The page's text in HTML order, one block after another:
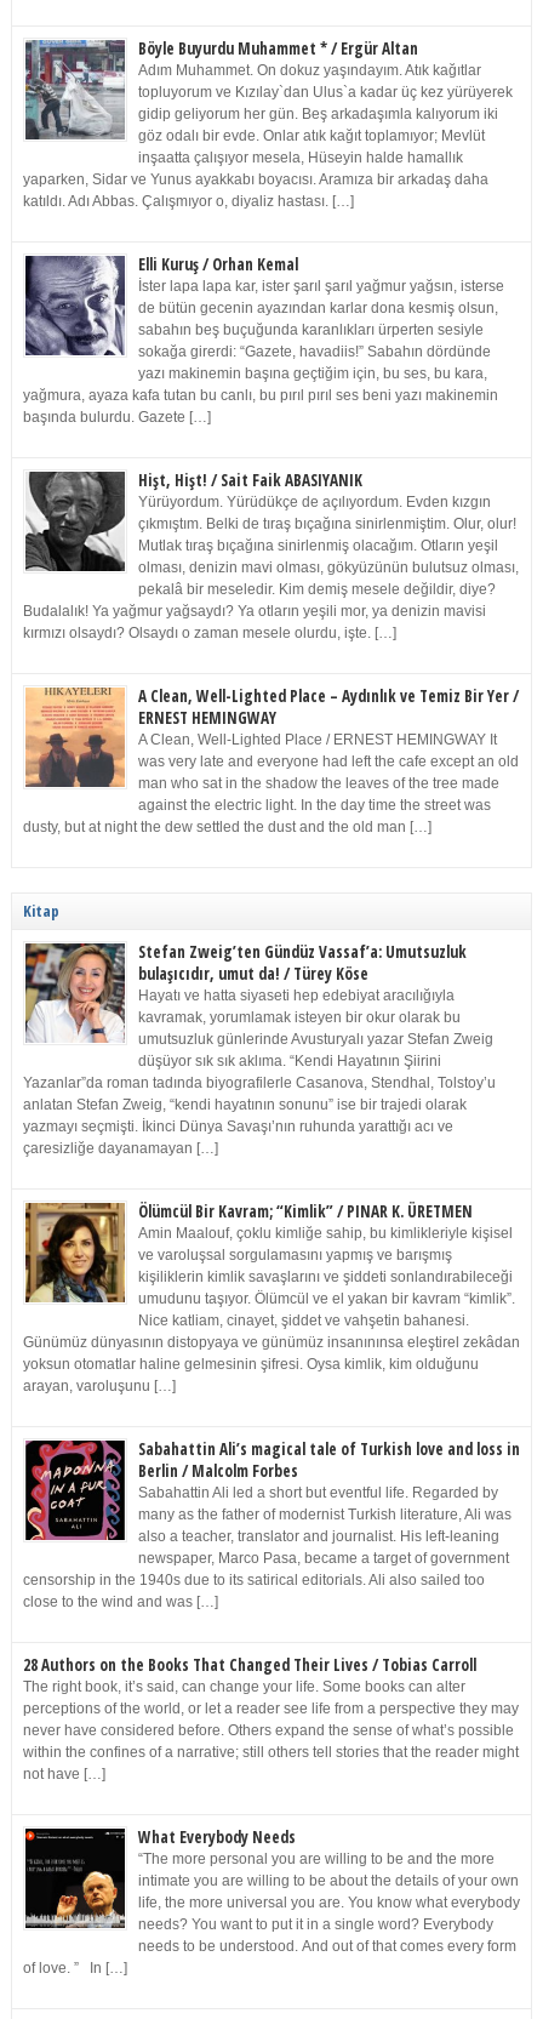
Böyle Buyurdu Muhammet * / Ergür Altan
Adım Muhammet. On dokuz yaşındayım. Atık kağıtlar
topluyorum ve Kızılay`dan Ulus`a kadar üç kez yürüyerek
gidip geliyorum her gün. Beş arkadaşımla kalıyorum iki
göz odalı bir evde. Onlar atık kağıt toplamıyor; Mevlüt
inşaatta çalışıyor mesela, Hüseyin halde hamallık
yaparken, Sidar ve Yunus ayakkabı boyacısı. Aramıza bir arkadaş daha
katıldı. Adı Abbas. Çalışmıyor o, diyaliz hastası. […]
Elli Kuruş / Orhan Kemal
İster lapa lapa kar, ister şarıl şarıl yağmur yağsın, isterse
de bütün gecenin ayazından karlar dona kesmiş olsun,
sabahın beş buçuğunda karanlıkları ürperten sesiyle
sokağa girerdi: “Gazete, havadiis!” Sabahın dördünde
yazı makinemin başına geçtiğim için, bu ses, bu kara,
yağmura, ayaza kafa tutan bu canlı, bu pırıl pırıl ses beni yazı makinemin
başında bulurdu. Gazete […]
Hişt, Hişt! / Sait Faik ABASIYANIK
Yürüyordum. Yürüdükçe de açılıyordum. Evden kızgın
çıkmıştım. Belki de tıraş bıçağına sinirlenmiştim. Olur, olur!
Mutlak tıraş bıçağına sinirlenmiş olacağım. Otların yeşil
olması, denizin mavi olması, gökyüzünün bulutsuz olması,
pekalâ bir meseledir. Kim demiş mesele değildir, diye?
Budalalık! Ya yağmur yağsaydı? Ya otların yeşili mor, ya denizin mavisi
kırmızı olsaydı? Olsaydı o zaman mesele olurdu, işte. […]
A Clean, Well-Lighted Place – Aydınlık ve Temiz Bir Yer /
ERNEST HEMINGWAY
A Clean, Well-Lighted Place / ERNEST HEMINGWAY It
was very late and everyone had left the cafe except an old
man who sat in the shadow the leaves of the tree made
against the electric light. In the day time the street was
dusty, but at night the dew settled the dust and the old man […]
Kitap
Stefan Zweig’ten Gündüz Vassaf’a: Umutsuzluk
bulaşıcıdır, umut da! / Türey Köse
Hayatı ve hatta siyaseti hep edebiyat aracılığıyla
kavramak, yorumlamak isteyen bir okur olarak bu
umutsuzluk günlerinde Avusturyalı yazar Stefan Zweig
düşüyor sık sık aklıma. “Kendi Hayatının Şiirini
Yazanlar”da roman tadında biyografilerle Casanova, Stendhal, Tolstoy’u
anlatan Stefan Zweig, “kendi hayatının sonunu” ise bir trajedi olarak
yazmayı seçmişti. İkinci Dünya Savaşı’nın ruhunda yarattığı acı ve
çaresizliğe dayanamayan […]
Ölümcül Bir Kavram; “Kimlik” / PINAR K. ÜRETMEN
Amin Maalouf, çoklu kimliğe sahip, bu kimlikleriyle kişisel
ve varoluşsal sorgulamasını yapmış ve barışmış
kişiliklerin kimlik savaşlarını ve şiddeti sonlandırabileceği
umudunu taşıyor. Ölümcül ve el yakan bir kavram “kimlik”.
Nice katliam, cinayet, şiddet ve vahşetin bahanesi.
Günümüz dünyasının distopyaya ve günümüz insanınınsa eleştirel zekâdan
yoksun otomatlar haline gelmesinin şifresi. Oysa kimlik, kim olduğunu
arayan, varoluşunu […]
Sabahattin Ali’s magical tale of Turkish love and loss in
Berlin / Malcolm Forbes
Sabahattin Ali led a short but eventful life. Regarded by
many as the father of modernist Turkish literature, Ali was
also a teacher, translator and journalist. His left-leaning
newspaper, Marco Pasa, became a target of government
censorship in the 1940s due to its satirical editorials. Ali also sailed too
close to the wind and was […]
28 Authors on the Books That Changed Their Lives / Tobias Carroll
The right book, it’s said, can change your life. Some books can alter
perceptions of the world, or let a reader see life from a perspective they may
never have considered before. Others expand the sense of what’s possible
within the confines of a narrative; still others tell stories that the reader might
not have […]
What Everybody Needs
“The more personal you are willing to be and the more
intimate you are willing to be about the details of your own
life, the more universal you are. You know what everybody
needs? You want to put it in a single word? Everybody
needs to be understood. And out of that comes every form
of love. ” In […]